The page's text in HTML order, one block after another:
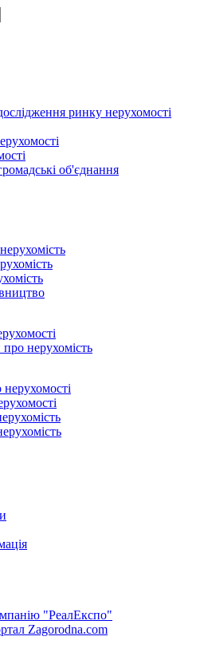
ринку нерухомості
об'єднання
нерухомість
"РеалЕкспо"
Zagorodna.com